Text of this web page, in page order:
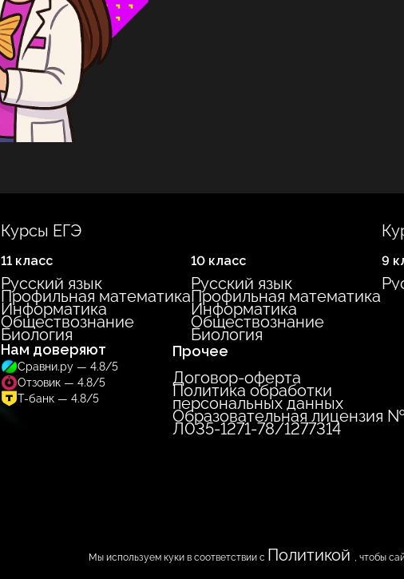
Мы используем куки в соответствии с Политикой , чтобы
Курсы ЕГЭ
11 класс
Русский язык
Профильная математика
Информатика
Обществознание
Биология
10 класс
Русский язык
Профильная математика
Информатика
Обществознание
Биология
9
Нам доверяют
Сравни.ру — 4.8/5
Отзовик — 4.8/5
Т-банк — 4.8/5
Прочее
Договор-оферта
Политика обработки
персональных данных
Образовательная лицензия
Л035‑1271‑78/1277314
ИНН 780630451309г. Санкт-Петербург